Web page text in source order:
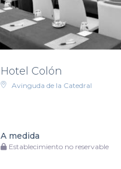
Hotel Colón
Avinguda de la Catedral
A medida
Establecimiento no reservable